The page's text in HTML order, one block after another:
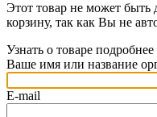
Этот товар не может быть
корзину, так как Вы не
Узнать о товаре подробнее
Ваше имя или название
E-mail